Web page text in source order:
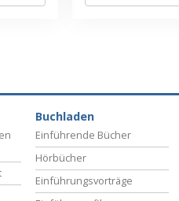
Buchladen
Einführende Bücher
Hörbücher
Einführungsvorträge